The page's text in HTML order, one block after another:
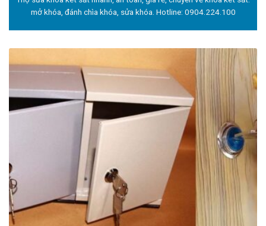
mở khóa, đánh chìa khóa, sửa khóa. Hotline: 0904.224.100